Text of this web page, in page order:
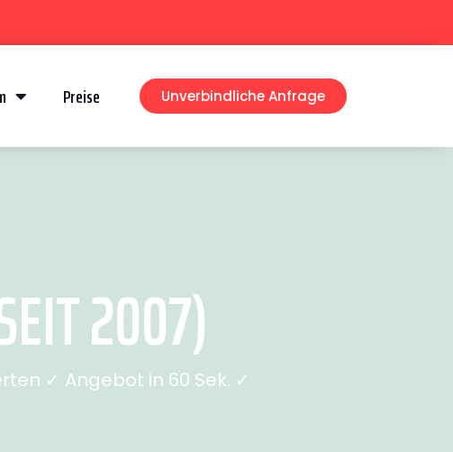
Preise Unverbindliche Anfrage
2007)
✓ Angebot in 60 Sek. ✓